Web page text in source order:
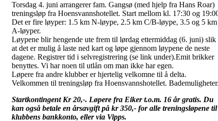
Torsdag 4. juni arrangerer fam. Gangsø (med hjelp fra Hans Roar)
treningsløp fra Hoensvannshotellet. Start mellom kl. 17:30 og
Det er fire løyper: 1.5 km N-løype, 2.5 km C/B-løype, 3.5 og 5 km
A-løyper.
Løypene blir hengende ute frem til lørdag ettermiddag (6. juni) slik
at det er mulig å laste ned kart og løpe gjennom løypene de neste
dagene. Registrer tid i selvregistrering (se link under).Emit brikker
benyttes. Vi har noen til utlån om man ikke har egen.
Løpere fra andre klubber er hjertelig velkomne til å delta.
Velkommen til treningsløp fra Hoensvannshotellet.
Startkontingent Kr 20,-. Løpere fra Eiker t.o.m. 16 år gratis. Du
kan også betale en årsavgift på kr 350,- for alle treningsløpene til
klubbens bankkonto, eller via Vipps.